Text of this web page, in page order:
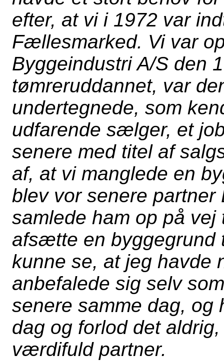
efter, at vi i 1972 var
Fællesmarked. Vi var
Byggeindustri A/S den
tømreruddannet, var
undertegnede, som
udfarende sælger, et
senere med titel af
af, at vi manglede en
blev vor senere
samlede ham op på
afsætte en byggegrund
kunne se, at jeg havde
anbefalede sig selv
senere samme dag,
dag og forlod det
værdifuld partner.